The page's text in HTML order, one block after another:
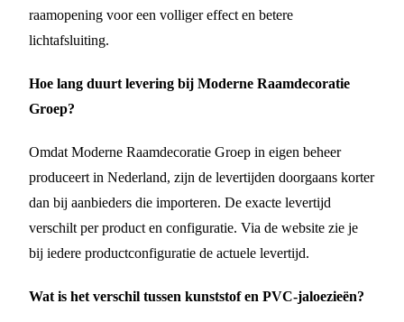
raamopening voor een volliger effect en betere
lichtafsluiting.
Hoe lang duurt levering bij Moderne Raamdecoratie
Groep?
Omdat Moderne Raamdecoratie Groep in eigen beheer
produceert in Nederland, zijn de levertijden doorgaans korter
dan bij aanbieders die importeren. De exacte levertijd
verschilt per product en configuratie. Via de website zie je
bij iedere productconfiguratie de actuele levertijd.
Wat is het verschil tussen kunststof en PVC-jaloezieën?